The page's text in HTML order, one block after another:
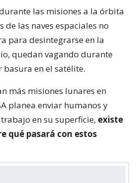
las misiones a la órbita
de las naves espaciales no
para desintegrarse en la
quedan vagando durante
en el satélite.
más misiones lunares en
planea enviar humanos y
en su superficie, existe
qué pasará con estos